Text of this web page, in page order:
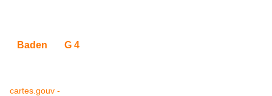
Baden G 4
cartes.gouv -